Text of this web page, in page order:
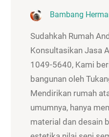
Bambang
Sudahkah Rumah
Konsultasikan Jasa
1049-5640, Kami
bangunan oleh
Mendirikan rumah
umumnya, hanya
material dan desain